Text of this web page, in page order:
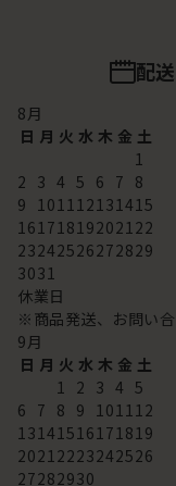
配
8月
日 月 火 水 木 金 土
1
2 3 4 5 6 7 8
9 101112131415
16171819202122
23242526272829
3031
休業日
※商品発送、お問い合
9月
日 月 火 水 木 金 土
1 2 3 4 5
6 7 8 9 101112
13141516171819
20212223242526
27282930